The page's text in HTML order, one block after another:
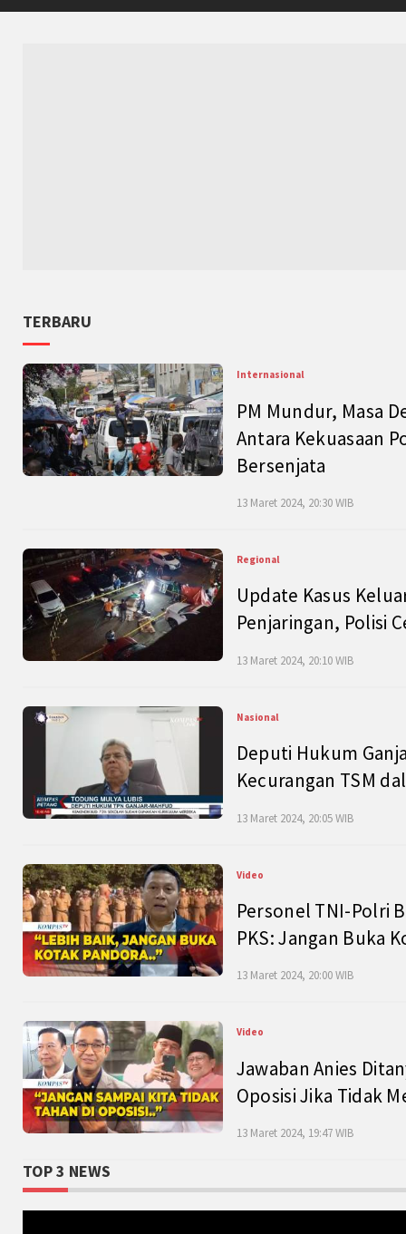
TERBARU
Internasional
PM Mundur, Masa
Antara Kekuasaan
Bersenjata
13 Maret 2024, 20:30 WIB
Regional
Update Kasus
Penjaringan, Polisi
13 Maret 2024, 20:10 WIB
Nasional
Deputi Hukum
Kecurangan TSM
13 Maret 2024, 20:05 WIB
Video
Personel TNI-Polri
PKS: Jangan Buka
13 Maret 2024, 20:00 WIB
Video
Jawaban Anies
Oposisi Jika Tidak
13 Maret 2024, 19:47 WIB
TOP 3 NEWS